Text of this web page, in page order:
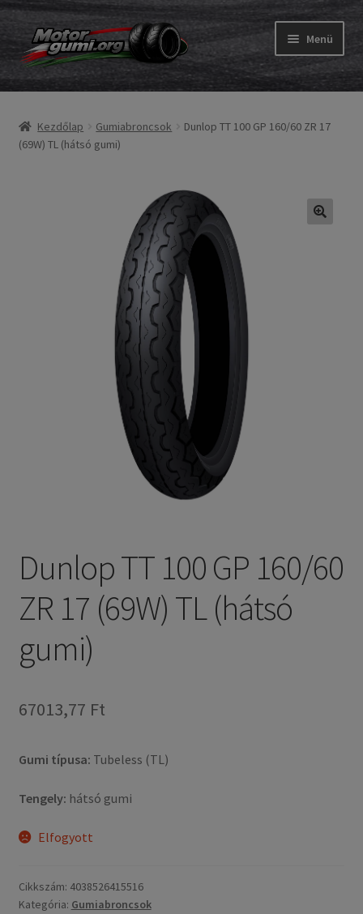
Ugrás
a
navigációhoz
Kilépés
a
tartalomba
Menü
Gumik
Expand
menu
Belső gumi és szalag
Expand
Expand
Kezdőlap Gumiabroncsok
Dunlop TT 100 GP 160/60 ZR 17
(69W) TL (hátsó gumi)
Dunlop TT 100 GP 160/60
ZR 17 (69W) TL (hátsó
gumi)
67013,77 Ft
Gumi típusa: Tubeless (TL)
Tengely: hátsó gumi
Elfogyott
Cikkszám: 4038526415516
Kategória: Gumiabroncsok